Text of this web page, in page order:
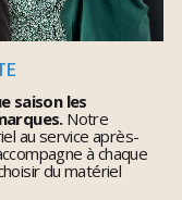
saison les
Notre
au service après-
à chaque
du matériel